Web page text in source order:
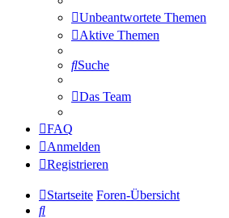
Unbeantwortete Themen
Aktive Themen
Suche
Das Team
FAQ
Anmelden
Registrieren
Startseite Foren-Übersicht
Suche